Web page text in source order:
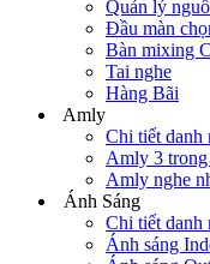
Quản lý
Đầu màn
Bàn mixing
Tai nghe
Hàng Bãi
Amly
Chi tiết danh
Amly 3 trong
Amly nghe
Ánh Sáng
Chi tiết danh
Ánh sáng